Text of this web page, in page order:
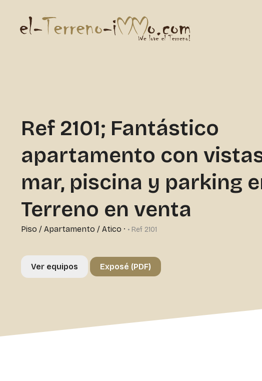
Ref 2101; Fantástico
apartamento con
mar, piscina y parking
Terreno en venta
Piso / Apartamento / Atico · • Ref 2101
Ver equipos Exposé (PDF)